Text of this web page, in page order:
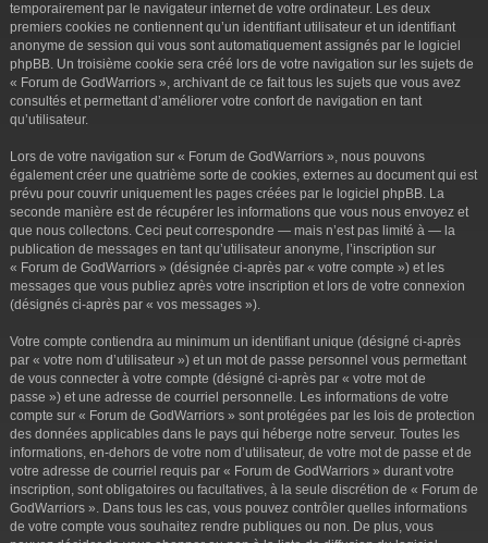
temporairement par le navigateur internet de votre ordinateur. Les deux
premiers cookies ne contiennent qu’un identifiant utilisateur et un identifiant
anonyme de session qui vous sont automatiquement assignés par le logiciel
phpBB. Un troisième cookie sera créé lors de votre navigation sur les sujets de
« Forum de GodWarriors », archivant de ce fait tous les sujets que vous avez
consultés et permettant d’améliorer votre confort de navigation en tant
qu’utilisateur.
Lors de votre navigation sur « Forum de GodWarriors », nous pouvons
également créer une quatrième sorte de cookies, externes au document qui est
prévu pour couvrir uniquement les pages créées par le logiciel phpBB. La
seconde manière est de récupérer les informations que vous nous envoyez et
que nous collectons. Ceci peut correspondre — mais n’est pas limité à — la
publication de messages en tant qu’utilisateur anonyme, l’inscription sur
« Forum de GodWarriors » (désignée ci-après par « votre compte ») et les
messages que vous publiez après votre inscription et lors de votre connexion
(désignés ci-après par « vos messages »).
Votre compte contiendra au minimum un identifiant unique (désigné ci-après
par « votre nom d’utilisateur ») et un mot de passe personnel vous permettant
de vous connecter à votre compte (désigné ci-après par « votre mot de
passe ») et une adresse de courriel personnelle. Les informations de votre
compte sur « Forum de GodWarriors » sont protégées par les lois de protection
des données applicables dans le pays qui héberge notre serveur. Toutes les
informations, en-dehors de votre nom d’utilisateur, de votre mot de passe et de
votre adresse de courriel requis par « Forum de GodWarriors » durant votre
inscription, sont obligatoires ou facultatives, à la seule discrétion de « Forum de
GodWarriors ». Dans tous les cas, vous pouvez contrôler quelles informations
de votre compte vous souhaitez rendre publiques ou non. De plus, vous